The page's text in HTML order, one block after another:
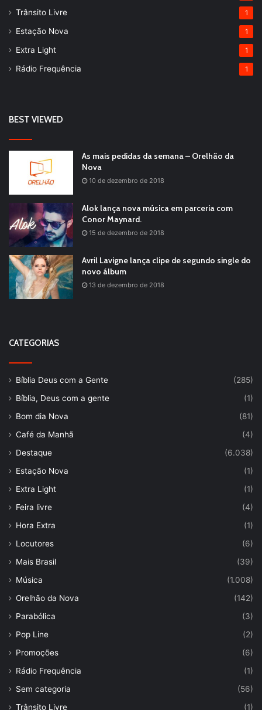
Trânsito Livre 1
Estação Nova 1
Extra Light 1
Rádio Frequência 1
BEST VIEWED
As mais pedidas da semana – Orelhão da
Nova
10 de dezembro de 2018
Alok lança nova música em parceria com
Conor Maynard.
15 de dezembro de 2018
Avril Lavigne lança clipe de segundo single do
novo álbum
13 de dezembro de 2018
CATEGORIAS
Bíblia Deus com a Gente
(285)
Bíblia, Deus com a gente
(1)
Bom dia Nova
(81)
Café da Manhã
(4)
Destaque
(6.038)
Estação Nova
(1)
Extra Light
(1)
Feira livre
(4)
Hora Extra
(1)
Locutores
(6)
Mais Brasil
(39)
Música
(1.008)
Orelhão da Nova
(142)
Parabólica
(3)
Pop Line
(2)
Promoções
(6)
Rádio Frequência
(1)
Sem categoria
(56)
Trânsito Livre
(1)